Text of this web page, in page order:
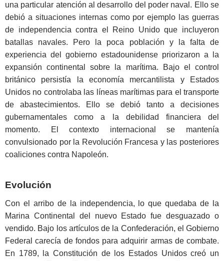
una particular atención al desarrollo del poder naval. Ello se
debió a situaciones internas como por ejemplo las guerras
de independencia contra el Reino Unido que incluyeron
batallas navales. Pero la poca población y la falta de
experiencia del gobierno estadounidense priorizaron a la
expansión continental sobre la marítima. Bajo el control
británico persistía la economía mercantilista y Estados
Unidos no controlaba las líneas marítimas para el transporte
de abastecimientos. Ello se debió tanto a decisiones
gubernamentales como a la debilidad financiera del
momento. El contexto internacional se mantenía
convulsionado por la Revolución Francesa y las posteriores
coaliciones contra Napoleón.
Evolución
Con el arribo de la independencia, lo que quedaba de la
Marina Continental del nuevo Estado fue desguazado o
vendido. Bajo los artículos de la Confederación, el Gobierno
Federal carecía de fondos para adquirir armas de combate.
En 1789, la Constitución de los Estados Unidos creó un